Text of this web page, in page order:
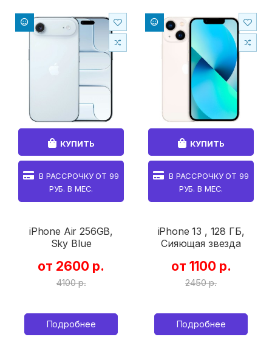
КУПИТЬ
В РАССРОЧКУ ОТ 99
РУБ. В МЕС.
iPhone Air 256GB,
Sky Blue
от 2600 р.
4100 р.
Подробнее
КУПИТЬ
В РАССРОЧКУ ОТ 99
РУБ. В МЕС.
iPhone 13 , 128 ГБ,
Сияющая звезда
от 1100 р.
2450 р.
Подробнее